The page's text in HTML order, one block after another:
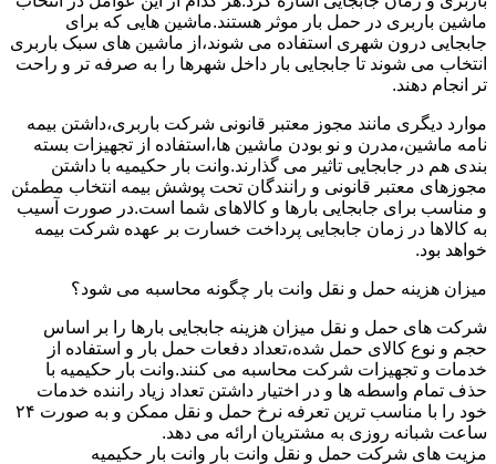
ماشین باربری در حمل بار موثر هستند.ماشین هایی که برای
جابجایی درون شهری استفاده می شوند،از ماشین های سبک باربری
انتخاب می شوند تا جابجایی بار داخل شهرها را به صرفه تر و راحت
تر انجام دهند.
موارد دیگری مانند مجوز معتبر قانونی شرکت باربری،داشتن بیمه
نامه ماشین،مدرن و نو بودن ماشین ها،استفاده از تجهیزات بسته
بندی هم در جابجایی تاثیر می گذارند.وانت بار حکیمیه با داشتن
مجوزهای معتبر قانونی و رانندگان تحت پوشش بیمه انتخاب مطمئن
و مناسب برای جابجایی بارها و کالاهای شما است.در صورت آسیب
به کالاها در زمان جابجایی پرداخت خسارت بر عهده شرکت بیمه
خواهد بود.
میزان هزینه حمل و نقل وانت بار چگونه محاسبه می شود؟
شرکت های حمل و نقل میزان هزینه جابجایی بارها را بر اساس
حجم و نوع کالای حمل شده،تعداد دفعات حمل بار و استفاده از
خدمات و تجهیزات شرکت محاسبه می کنند.وانت بار حکیمیه با
حذف تمام واسطه ها و در اختیار داشتن تعداد زیاد راننده خدمات
خود را با مناسب ترین تعرفه نرخ حمل و نقل ممکن و به صورت ۲۴
ساعت شبانه روزی به مشتریان ارائه می دهد.
مزیت های شرکت حمل و نقل وانت بار وانت بار حکیمیه